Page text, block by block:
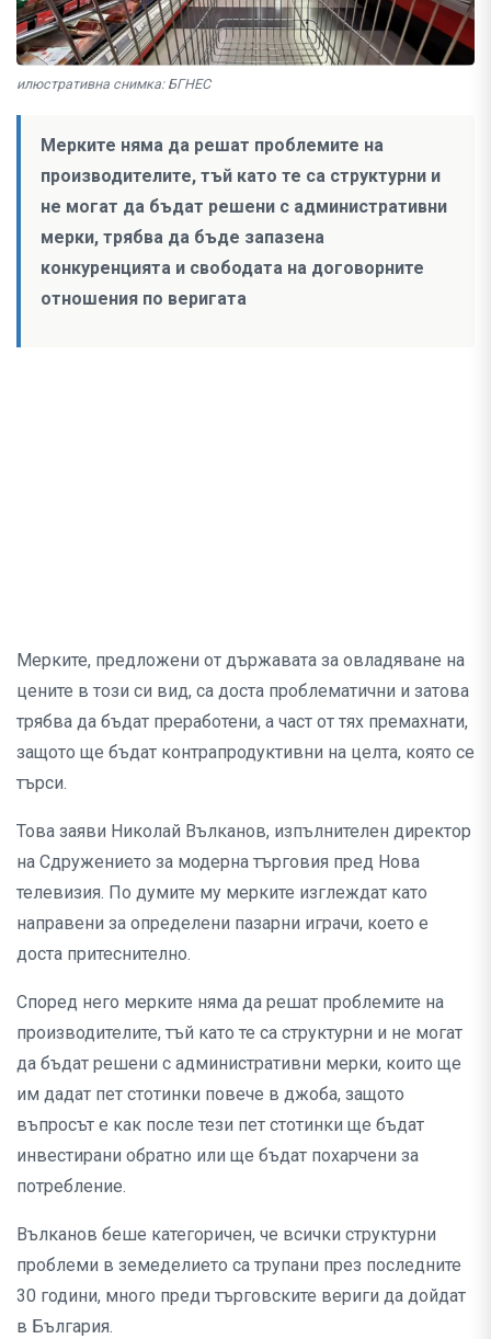
илюстративна снимка: БГНЕС
Мерките няма да решат проблемите на
производителите, тъй като те са структурни и
не могат да бъдат решени с административни
мерки, трябва да бъде запазена
конкуренцията и свободата на договорните
отношения по веригата
Мерките, предложени от държавата за овладяване на
цените в този си вид, са доста проблематични и затова
трябва да бъдат преработени, а част от тях премахнати,
защото ще бъдат контрапродуктивни на целта, която се
търси.
Това заяви Николай Вълканов, изпълнителен директор
на Сдружението за модерна търговия пред Нова
телевизия. По думите му мерките изглеждат като
направени за определени пазарни играчи, което е
доста притеснително.
Според него мерките няма да решат проблемите на
производителите, тъй като те са структурни и не могат
да бъдат решени с административни мерки, които ще
им дадат пет стотинки повече в джоба, защото
въпросът е как после тези пет стотинки ще бъдат
инвестирани обратно или ще бъдат похарчени за
потребление.
Вълканов беше категоричен, че всички структурни
проблеми в земеделието са трупани през последните
30 години, много преди търговските вериги да дойдат
в България.